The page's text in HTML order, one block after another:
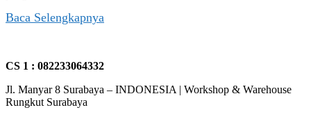
Baca Selengkapnya
CS 1 : 082233064332
Jl. Manyar 8 Surabaya – INDONESIA | Workshop & Warehouse
Rungkut Surabaya